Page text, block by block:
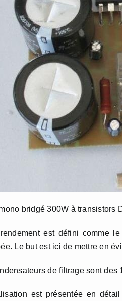
bridgé 300W à transistors
est défini comme
Le but est ici de mettre en
de filtrage sont des
est présentée en